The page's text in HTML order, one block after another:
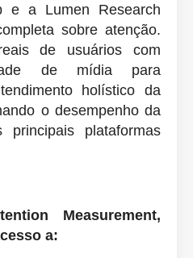
e a Lumen Research
sobre atenção.
de usuários com
de mídia para
holístico da
o desempenho da
plataformas
Measurement,
a: